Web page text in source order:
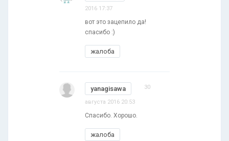
2016 17:37
вот это зацепило да!
спасибо :)
жалоба
yanagisawa 30
августа 2016 20:53
Спасибо. Хорошо.
жалоба